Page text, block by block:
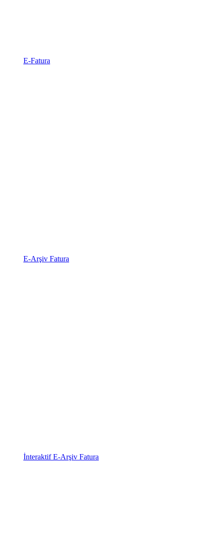
E-Fatura
E-Arşiv Fatura
İnteraktif E-Arşiv Fatura